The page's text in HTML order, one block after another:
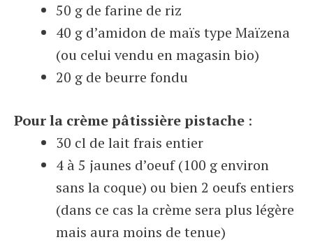
50 g de farine de riz
40 g d’amidon de maïs type Maïzena
(ou celui vendu en magasin bio)
20 g de beurre fondu
Pour la crème pâtissière pistache :
30 cl de lait frais entier
4 à 5 jaunes d’oeuf (100 g environ
sans la coque) ou bien 2 oeufs entiers
(dans ce cas la crème sera plus légère
mais aura moins de tenue)